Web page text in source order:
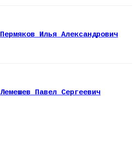
Пермяков Илья Александрович
Лемешев Павел Сергеевич